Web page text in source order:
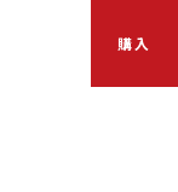
購入